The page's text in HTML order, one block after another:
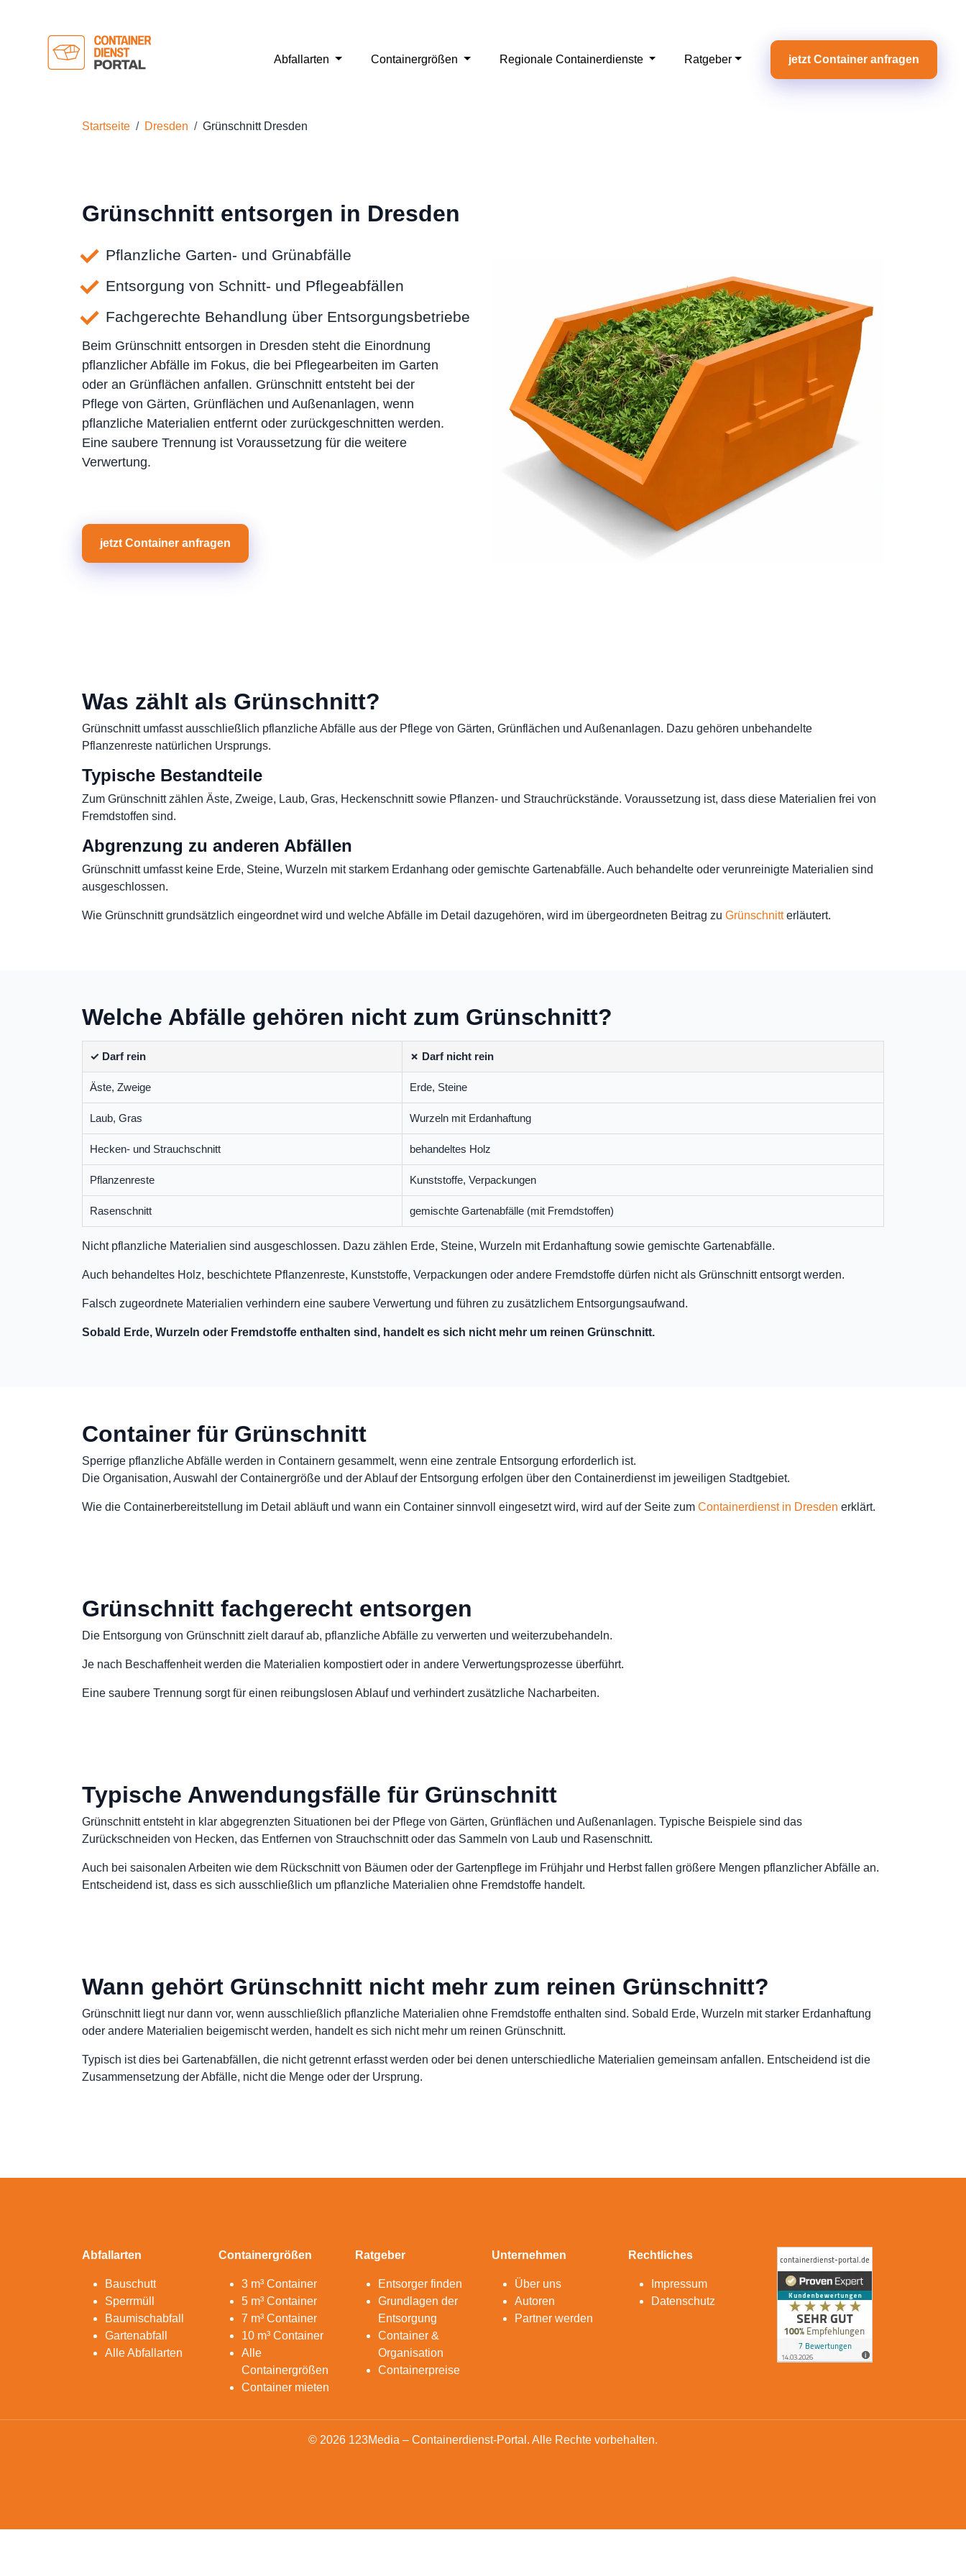
Abfallarten Containergrößen Regionale Containerdienste Ratgeber jetzt Container anfragen
Startseite Dresden Grünschnitt Dresden
Grünschnitt entsorgen in Dresden
Pflanzliche Garten- und Grünabfälle
Entsorgung von Schnitt- und Pflegeabfällen
Fachgerechte Behandlung über Entsorgungsbetriebe
Beim Grünschnitt entsorgen in Dresden steht die Einordnung
pflanzlicher Abfälle im Fokus, die bei Pflegearbeiten im Garten
oder an Grünflächen anfallen. Grünschnitt entsteht bei der
Pflege von Gärten, Grünflächen und Außenanlagen, wenn
pflanzliche Materialien entfernt oder zurückgeschnitten werden.
Eine saubere Trennung ist Voraussetzung für die weitere
Verwertung.
jetzt Container anfragen
Was zählt als Grünschnitt?
Grünschnitt umfasst ausschließlich pflanzliche Abfälle aus der Pflege von Gärten, Grünflächen und Außenanlagen. Dazu gehören unbehandelte
Pflanzenreste natürlichen Ursprungs.
Typische Bestandteile
Zum Grünschnitt zählen Äste, Zweige, Laub, Gras, Heckenschnitt sowie Pflanzen- und Strauchrückstände. Voraussetzung ist, dass diese Materialien frei von
Fremdstoffen sind.
Abgrenzung zu anderen Abfällen
Grünschnitt umfasst keine Erde, Steine, Wurzeln mit starkem Erdanhang oder gemischte Gartenabfälle. Auch behandelte oder verunreinigte Materialien sind
ausgeschlossen.
Wie Grünschnitt grundsätzlich eingeordnet wird und welche Abfälle im Detail dazugehören, wird im übergeordneten Beitrag zu Grünschnitterläutert.
Welche Abfälle gehören nicht zum Grünschnitt?
✓ Darf rein ✗ Darf nicht rein
Äste, Zweige Erde, Steine
Laub, Gras Wurzeln mit Erdanhaftung
Hecken- und Strauchschnitt behandeltes Holz
Pflanzenreste Kunststoffe, Verpackungen
Rasenschnitt gemischte Gartenabfälle (mit Fremdstoffen)
Nicht pflanzliche Materialien sind ausgeschlossen. Dazu zählen Erde, Steine, Wurzeln mit Erdanhaftung sowie gemischte Gartenabfälle.
Auch behandeltes Holz, beschichtete Pflanzenreste, Kunststoffe, Verpackungen oder andere Fremdstoffe dürfen nicht als Grünschnitt entsorgt werden.
Falsch zugeordnete Materialien verhindern eine saubere Verwertung und führen zu zusätzlichem Entsorgungsaufwand.
Sobald Erde, Wurzeln oder Fremdstoffe enthalten sind, handelt es sich nicht mehr um reinen Grünschnitt.
Container für Grünschnitt
Sperrige pflanzliche Abfälle werden in Containern gesammelt, wenn eine zentrale Entsorgung erforderlich ist.
Die Organisation, Auswahl der Containergröße und der Ablauf der Entsorgung erfolgen über den Containerdienst im jeweiligen Stadtgebiet.
Wie die Containerbereitstellung im Detail abläuft und wann ein Container sinnvoll eingesetzt wird, wird auf der Seite zum Containerdienst in Dresden erklärt.
Grünschnitt fachgerecht entsorgen
Die Entsorgung von Grünschnitt zielt darauf ab, pflanzliche Abfälle zu verwerten und weiterzubehandeln.
Je nach Beschaffenheit werden die Materialien kompostiert oder in andere Verwertungsprozesse überführt.
Eine saubere Trennung sorgt für einen reibungslosen Ablauf und verhindert zusätzliche Nacharbeiten.
Typische Anwendungsfälle für Grünschnitt
Grünschnitt entsteht in klar abgegrenzten Situationen bei der Pflege von Gärten, Grünflächen und Außenanlagen. Typische Beispiele sind das
Zurückschneiden von Hecken, das Entfernen von Strauchschnitt oder das Sammeln von Laub und Rasenschnitt.
Auch bei saisonalen Arbeiten wie dem Rückschnitt von Bäumen oder der Gartenpflege im Frühjahr und Herbst fallen größere Mengen pflanzlicher Abfälle an.
Entscheidend ist, dass es sich ausschließlich um pflanzliche Materialien ohne Fremdstoffe handelt.
Wann gehört Grünschnitt nicht mehr zum reinen Grünschnitt?
Grünschnitt liegt nur dann vor, wenn ausschließlich pflanzliche Materialien ohne Fremdstoffe enthalten sind. Sobald Erde, Wurzeln mit starker Erdanhaftung
oder andere Materialien beigemischt werden, handelt es sich nicht mehr um reinen Grünschnitt.
Typisch ist dies bei Gartenabfällen, die nicht getrennt erfasst werden oder bei denen unterschiedliche Materialien gemeinsam anfallen. Entscheidend ist die
Zusammensetzung der Abfälle, nicht die Menge oder der Ursprung.
Abfallarten
Bauschutt
Sperrmüll
Baumischabfall
Gartenabfall
Alle Abfallarten
Containergrößen
3 m³ Container
5 m³ Container
7 m³ Container
10 m³ Container
Alle
Containergrößen
Container mieten
Ratgeber
Entsorger finden
Grundlagen der
Entsorgung
Container &
Organisation
Containerpreise
Unternehmen
Über uns
Autoren
Partner werden
Rechtliches
Impressum
Datenschutz
© 2026 123Media – Containerdienst-Portal. Alle Rechte vorbehalten.